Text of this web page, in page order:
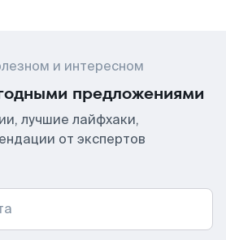
и интересном
предложениями
лучшие лайфхаки,
от экспертов